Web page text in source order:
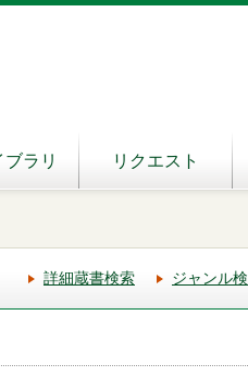
ブラリ リクエスト
詳細蔵書検索 ジャンル